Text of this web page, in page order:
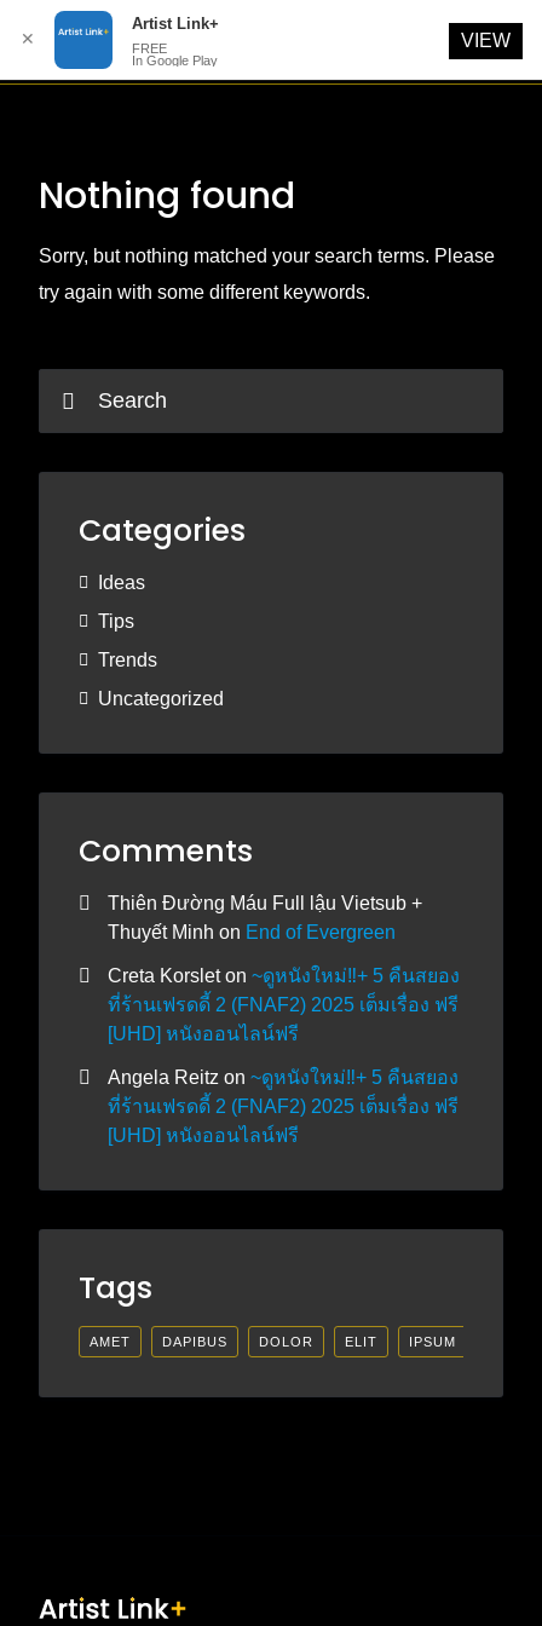
Nothing found
Sorry, but nothing matched your search terms. Please
try again with some different keywords.
Categories
Ideas
Tips
Trends
Uncategorized
Comments
Thiên Đường Máu Full lậu Vietsub +
Thuyết Minh on End of Evergreen
Creta Korsleton ~ดูหนังใหม่‼️+ 5 คืนสยอง
ที่ร้านเฟรดดี้ 2 (FNAF2) 2025 เต็มเรื่อง ฟรี
[UHD] หนังออนไลน์ฟรี
Angela Reitz on ~ดูหนังใหม่‼️+ 5 คืนสยอง
ที่ร้านเฟรดดี้ 2 (FNAF2) 2025 เต็มเรื่อง ฟรี
[UHD] หนังออนไลน์ฟรี
Tags
AMET DAPIBUS DOLOR ELIT IPSUM
✕
Artist Link+
FREE
In Google Play
VIEW